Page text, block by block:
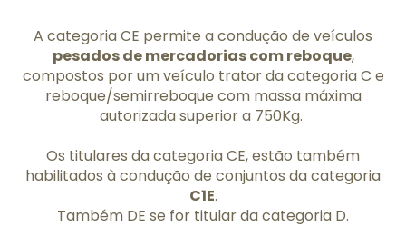
A categoria CE permite a condução de veículos
pesados de mercadorias com reboque,
compostos por um veículo trator da categoria C e
reboque/semirreboque com massa máxima
autorizada superior a 750Kg.
Os titulares da categoria CE, estão também
habilitados à condução de conjuntos da categoria
C1E.
Também DE se for titular da categoria D.